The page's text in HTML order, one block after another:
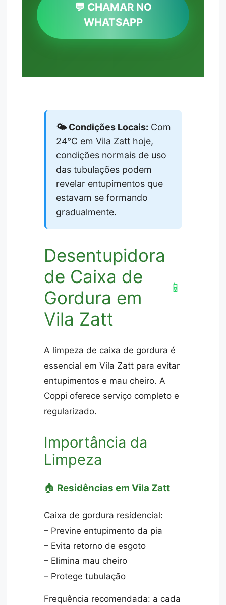
💬 CHAMAR NO
WHATSAPP
🌤️ Condições Locais: Com
24°C em Vila Zatt hoje,
condições normais de uso
das tubulações podem
revelar entupimentos que
estavam se formando
gradualmente.
Desentupidora
de Caixa de
Gordura em
Vila Zatt
📱
A limpeza de caixa de gordura é
essencial em Vila Zatt para evitar
entupimentos e mau cheiro. A
Coppi oferece serviço completo e
regularizado.
Importância da
Limpeza
🏠 Residências em Vila Zatt
Caixa de gordura residencial:
– Previne entupimento da pia
– Evita retorno de esgoto
– Elimina mau cheiro
– Protege tubulação
Frequência recomendada: a cada